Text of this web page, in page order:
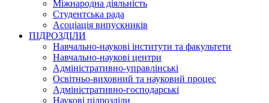
Міжнародна діяльність
Студентська рада
Асоціація випускників
ПІДРОЗДІЛИ
Навчально-наукові інститути та факультети
Навчально-наукові центри
Адміністративно-управлінські
Освітньо-виховний та науковий процес
Адміністративно-господарські
Наукові підрозділи